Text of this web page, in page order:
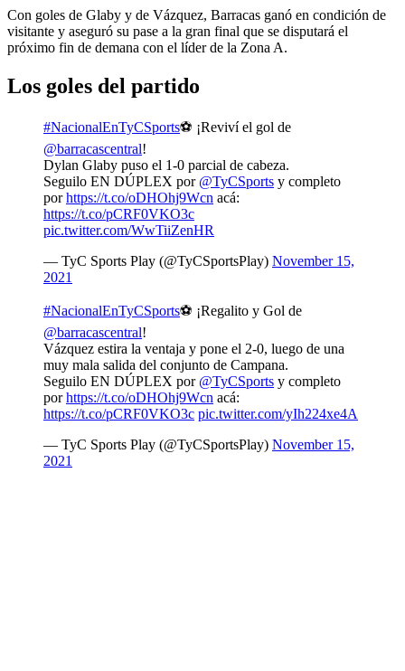
Con goles de Glaby y de Vázquez, Barracas ganó en condición de
visitante y aseguró su pase a la gran final que se disputará el
próximo fin de demana con el líder de la Zona A.
Los goles del partido
#NacionalEnTyCSports⚽ ¡Reviví el gol de
@barracascentral!
Dylan Glaby puso el 1-0 parcial de cabeza.
Seguilo EN DÚPLEX por @TyCSports y completo
porhttps://t.co/oDHOhj9Wcn acá:
https://t.co/pCRF0VKO3c
pic.twitter.com/WwTiiZenHR
— TyC Sports Play (@TyCSportsPlay) November 15,
2021
#NacionalEnTyCSports⚽ ¡Regalito y Gol de
@barracascentral!
Vázquez estira la ventaja y pone el 2-0, luego de una
muy mala salida del conjunto de Campana.
Seguilo EN DÚPLEX por @TyCSports y completo
porhttps://t.co/oDHOhj9Wcn acá:
https://t.co/pCRF0VKO3c pic.twitter.com/yIh224xe4A
— TyC Sports Play (@TyCSportsPlay) November 15,
2021